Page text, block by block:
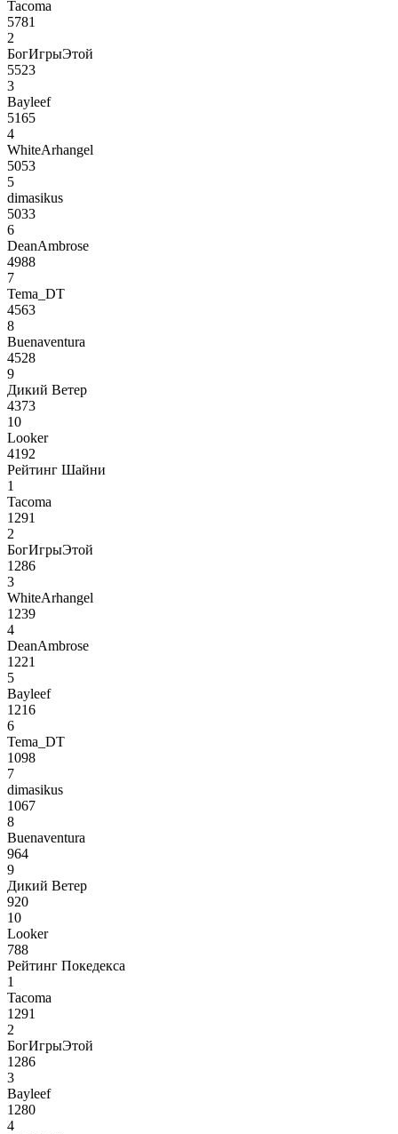
Tacoma
5781
2
БогИгрыЭтой
5523
3
Bayleef
5165
4
WhiteArhangel
5053
5
dimasikus
5033
6
DeanAmbrose
4988
7
Tema_DT
4563
8
Buenaventura
4528
9
Дикий Ветер
4373
10
Looker
4192
Рейтинг Шайни
1
Tacoma
1291
2
БогИгрыЭтой
1286
3
WhiteArhangel
1239
4
DeanAmbrose
1221
5
Bayleef
1216
6
Tema_DT
1098
7
dimasikus
1067
8
Buenaventura
964
9
Дикий Ветер
920
10
Looker
788
Рейтинг Покедекса
1
Tacoma
1291
2
БогИгрыЭтой
1286
3
Bayleef
1280
4